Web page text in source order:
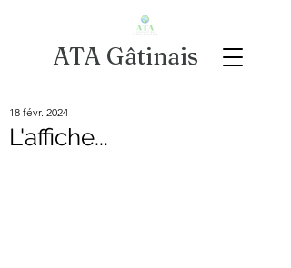
ATA Gâtinais
L'affiche...
18 févr. 2024